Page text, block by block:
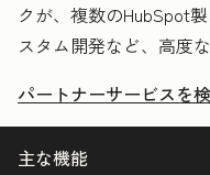
クが、複数のHubSpot
スタム開発など、高度
パートナーサービスを
主な機能